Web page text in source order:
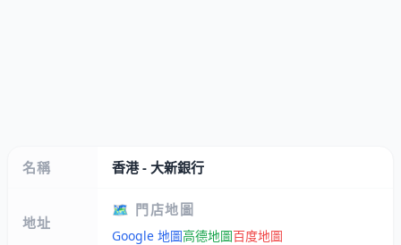
名稱 香港 - 大新銀行
地址
🗺️ 門店地圖
Google 地圖高德地圖百度地圖